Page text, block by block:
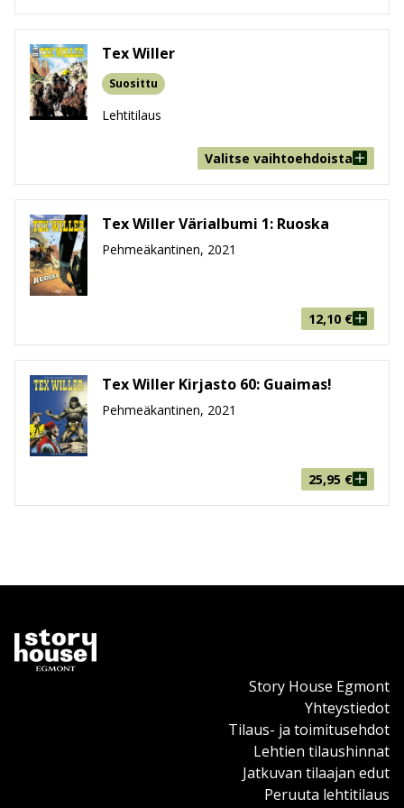
Tex Willer
Suosittu
Lehtitilaus
Valitse vaihtoehdoista
Tex Willer Värialbumi 1: Ruoska
Pehmeäkantinen, 2021
12,10 €
Tex Willer Kirjasto 60: Guaimas!
Pehmeäkantinen, 2021
25,95 €
Story House Egmont
Yhteystiedot
Tilaus- ja toimitusehdot
Lehtien tilaushinnat
Jatkuvan tilaajan edut
Peruuta lehtitilaus